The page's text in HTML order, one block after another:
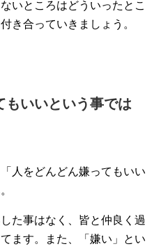
いところはどういったとこ
き合っていきましょう。
もいいという事では
人をどんどん嫌ってもいい
た事はなく、皆と仲良く過
ます。また、「嫌い」とい